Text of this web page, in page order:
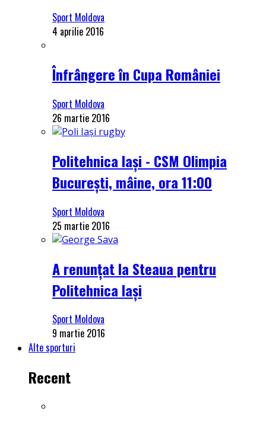
Sport Moldova
4 aprilie 2016
Înfrângere în Cupa României
Sport Moldova
26 martie 2016
Politehnica Iași - CSM Olimpia
București, mâine, ora 11:00
Sport Moldova
25 martie 2016
A renunțat la Steaua pentru
Politehnica Iași
Sport Moldova
9 martie 2016
Alte sporturi
Recent